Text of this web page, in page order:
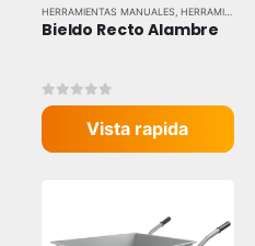
HERRAMIENTAS MANUALES HERRAMIENTAS Y EQUIPOS INDUSTRIALES
Bieldo Recto Alambre
0out of 5
Vista rapida